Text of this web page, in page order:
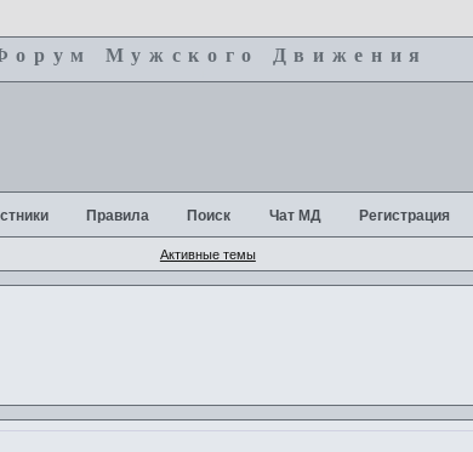
Мужского Движения
Правила Поиск Чат МД Регистрация
Активные темы